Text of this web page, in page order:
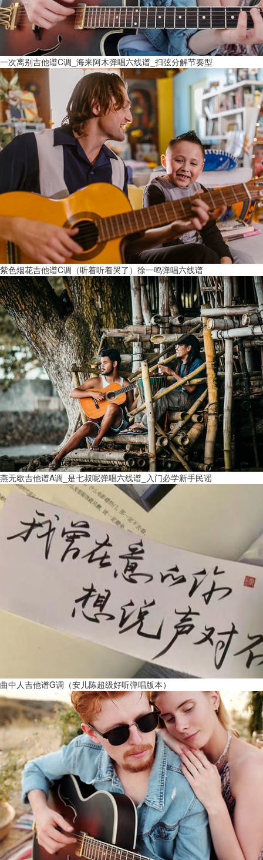
一次离别吉他谱C调_海来阿木弹唱六线谱_扫弦分解节奏型
紫色烟花吉他谱C调（听着听着哭了）徐一鸣弹唱六线谱
燕无歇吉他谱A调_是七叔呢弹唱六线谱_入门必学新手民谣
曲中人吉他谱G调（安儿陈超级好听弹唱版本）